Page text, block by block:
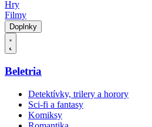
Hry
Filmy
Doplnky
Beletria
Detektívky, trilery a horory
Sci-fi a fantasy
Komiksy